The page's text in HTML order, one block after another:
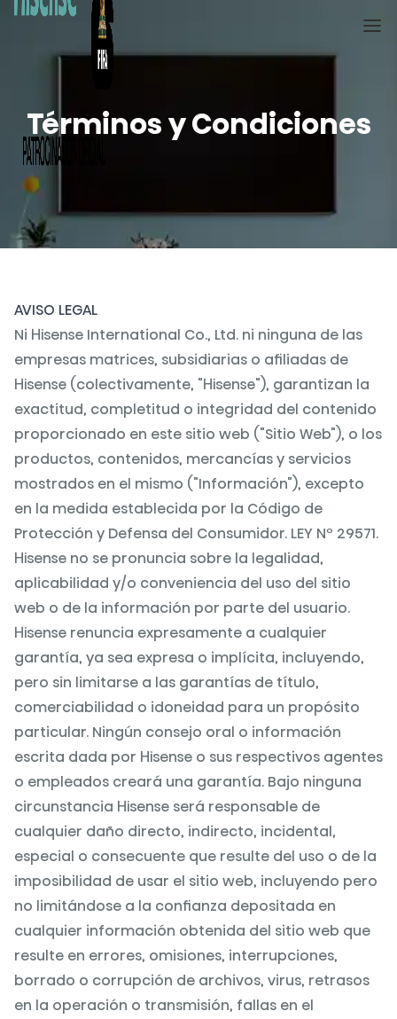
Términos y Condiciones
AVISO LEGAL
Ni Hisense International Co., Ltd. ni ninguna de las
empresas matrices, subsidiarias o afiliadas de
Hisense (colectivamente, "Hisense"), garantizan la
exactitud, completitud o integridad del contenido
proporcionado en este sitio web ("Sitio Web"), o los
productos, contenidos, mercancías y servicios
mostrados en el mismo ("Información"), excepto
en la medida establecida por la Código de
Protección y Defensa del Consumidor. LEY Nº 29571.
Hisense no se pronuncia sobre la legalidad,
aplicabilidad y/o conveniencia del uso del sitio
web o de la información por parte del usuario.
Hisense renuncia expresamente a cualquier
garantía, ya sea expresa o implícita, incluyendo,
pero sin limitarse a las garantías de título,
comerciabilidad o idoneidad para un propósito
particular. Ningún consejo oral o información
escrita dada por Hisense o sus respectivos agentes
o empleados creará una garantía. Bajo ninguna
circunstancia Hisense será responsable de
cualquier daño directo, indirecto, incidental,
especial o consecuente que resulte del uso o de la
imposibilidad de usar el sitio web, incluyendo pero
no limitándose a la confianza depositada en
cualquier información obtenida del sitio web que
resulte en errores, omisiones, interrupciones,
borrado o corrupción de archivos, virus, retrasos
en la operación o transmisión, fallas en el